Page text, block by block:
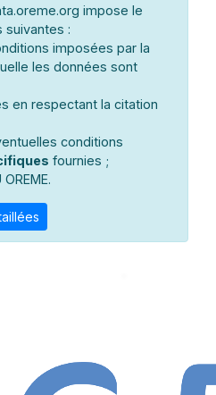
impose le
:
imposées par la
les données sont
en respectant la citation
conditions
fournies ;
OREME.